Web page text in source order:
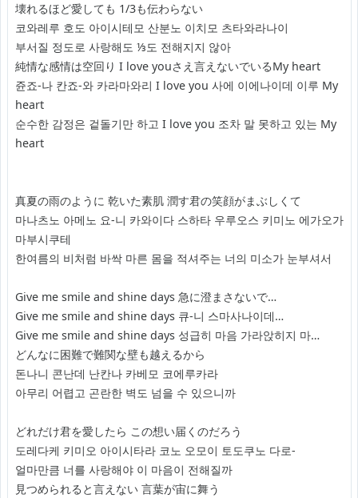
壊れるほど愛しても 1/3も伝わらない
코와레루 호도 아이시테모 산분노 이치모 츠타와라나이
부서질 정도로 사랑해도 ⅓도 전해지지 않아
純情な感情は空回り I love youさえ言えないでいるMy heart
쥰죠-나 칸죠-와 카라마와리 I love you 사에 이에나이데 이루 My
heart
순수한 감정은 겉돌기만 하고 I love you 조차 말 못하고 있는 My
heart
真夏の雨のように 乾いた素肌 潤す君の笑顔がまぶしくて
마나츠노 아메노 요-니 카와이다 스하타 우루오스 키미노 에가오가
마부시쿠테
한여름의 비처럼 바싹 마른 몸을 적셔주는 너의 미소가 눈부셔서
Give me smile and shine days 急に澄まさないで…
Give me smile and shine days 큐-니 스마사나이데…
Give me smile and shine days 성급히 마음 가라앉히지 마…
どんなに困難で難関な壁も越えるから
돈나니 콘난데 난칸나 카베모 코에루카라
아무리 어렵고 곤란한 벽도 넘을 수 있으니까
どれだけ君を愛したら この想い届くのだろう
도레다케 키미오 아이시타라 코노 오모이 토도쿠노 다로-
얼마만큼 너를 사랑해야 이 마음이 전해질까
見つめられると言えない 言葉が宙に舞う